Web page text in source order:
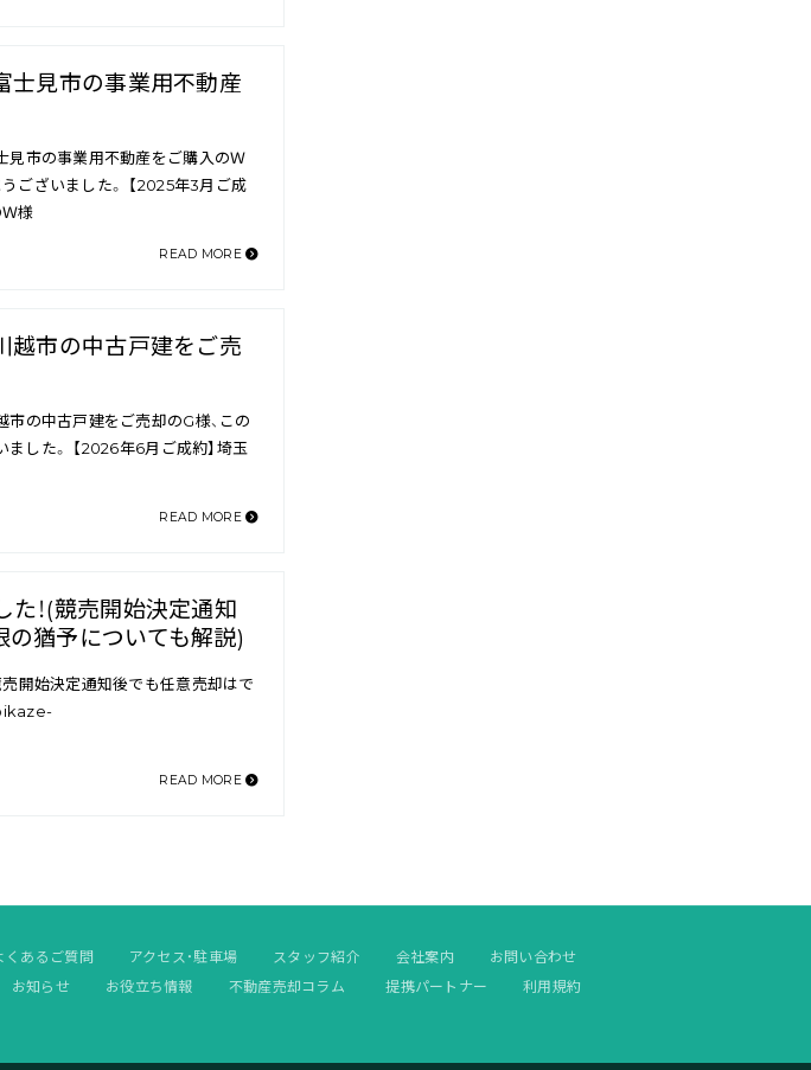
士見市の事業用不動産
見市の事業用不動産をご購入のＷ
ございました。 【2025年3月ご成
様
READ MORE
越市の中古戸建をご売
の中古戸建をご売却のG様、この
した。 【2026年6月ご成約】埼玉
READ MORE
！(競売開始決定通知
猶予についても解説)
開始決定通知後でも任意売却はで
READ MORE
くあるご質問 アクセス・駐車場 スタッフ紹介 会社案内
お問い合わせ
お知らせ お役立ち情報 不動産売却コラム 提携パートナー
利用規約